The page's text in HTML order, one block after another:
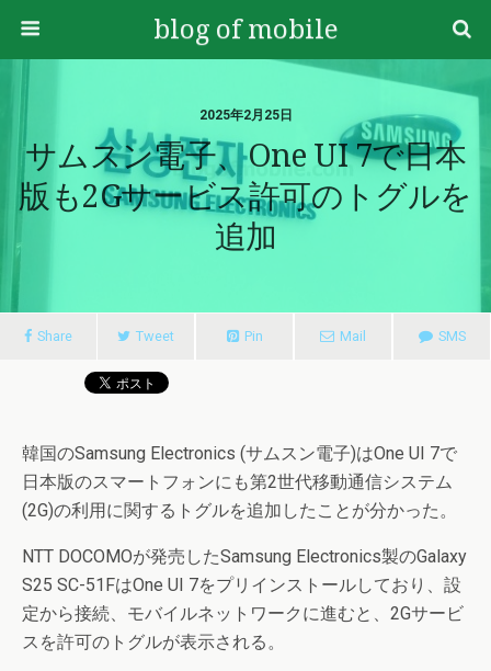
blog of mobile
2025年2月25日
サムスン電子、One UI 7で日本
版も2Gサービス許可のトグルを
追加
Share Tweet Pin Mail SMS
韓国のSamsung Electronics (サムスン電子)はOne UI 7で
日本版のスマートフォンにも第2世代移動通信システム
(2G)の利用に関するトグルを追加したことが分かった。
NTT DOCOMOが発売したSamsung Electronics製のGalaxy
S25 SC-51FはOne UI 7をプリインストールしており、設
定から接続、モバイルネットワークに進むと、2Gサービ
スを許可のトグルが表示される。